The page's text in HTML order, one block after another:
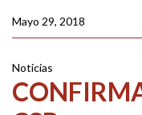
Mayo 29, 2018
Noticias